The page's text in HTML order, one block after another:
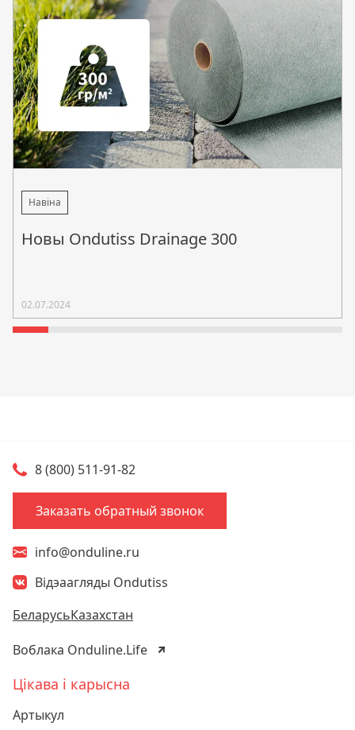
Навіна
Новы Ondutiss Drainage 300
02.07.2024
8 (800) 511-91-82
Заказать обратный звонок
info@onduline.ru
Відэаагляды Ondutiss
БеларусьКазахстан
Воблака Onduline.Life
Цікава і карысна
Артыкул